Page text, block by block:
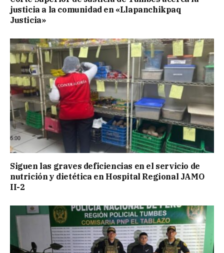
justicia a la comunidad en «Llapanchikpaq
Justicia»
Siguen las graves deficiencias en el servicio de
nutrición y dietética en Hospital Regional JAMO
II-2